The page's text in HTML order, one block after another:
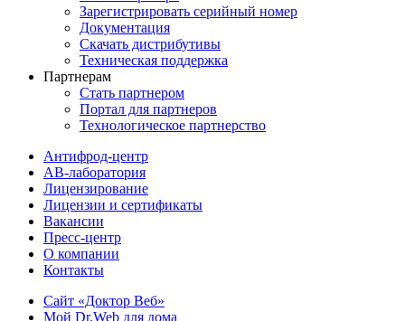
Зарегистрировать серийный номер
Документация
Скачать дистрибутивы
Техническая поддержка
Партнерам
Стать партнером
Портал для партнеров
Технологическое партнерство
Антифрод-центр
АВ-лаборатория
Лицензирование
Лицензии и сертификаты
Вакансии
Пресс-центр
О компании
Контакты
Сайт «Доктор Веб»
Мой Dr.Web для дома